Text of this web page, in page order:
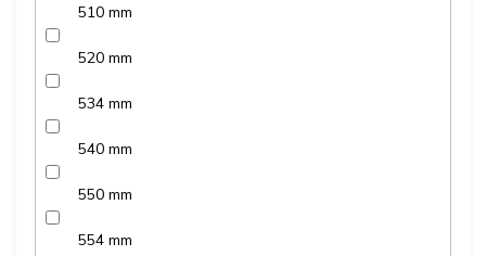
510 mm
520 mm
534 mm
540 mm
550 mm
554 mm